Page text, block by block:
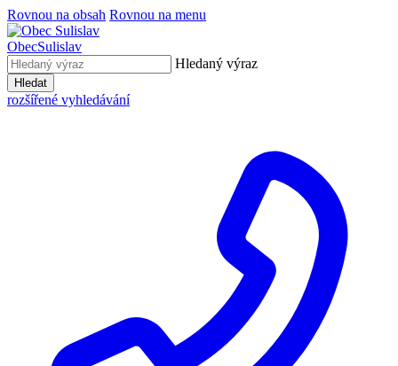
Rovnou na obsah Rovnou na menu
ObecSulislav
Hledaný výraz
Hledat
rozšířené vyhledávání